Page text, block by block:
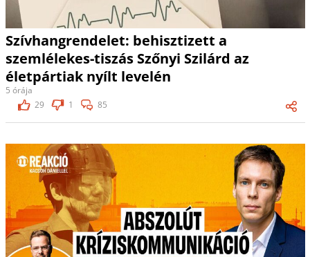
Szívhangrendelet: behisztizett a
szemlélekes-tiszás Szőnyi Szilárd az
életpártiak nyílt levelén
5 órája
29
1 85